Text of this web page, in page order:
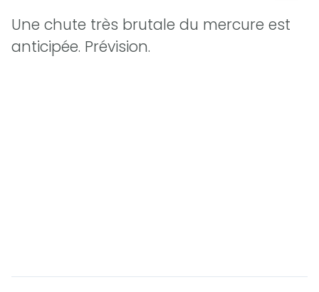
Une chute très brutale du mercure est
anticipée. Prévision.